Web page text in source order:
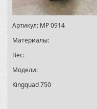
Артикул: MP 0914
Материалы:
Вес:
Модели:
Kingquad 750